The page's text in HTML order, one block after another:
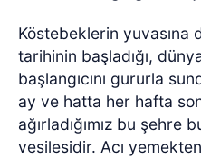
Köstebeklerin yuvasına
tarihinin başladığı,
başlangıcını gururla
ay ve hatta her hafta
ağırladığımız bu şehre
vesilesidir. Acı